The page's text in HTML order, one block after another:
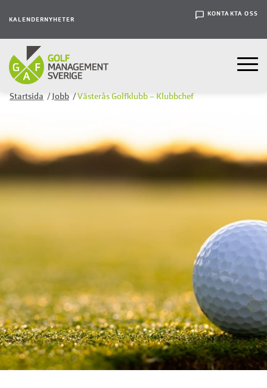
KALENDER NYHETER
KONTAKTA OSS
Startsida / Jobb / Västerås Golfklubb – Klubbchef